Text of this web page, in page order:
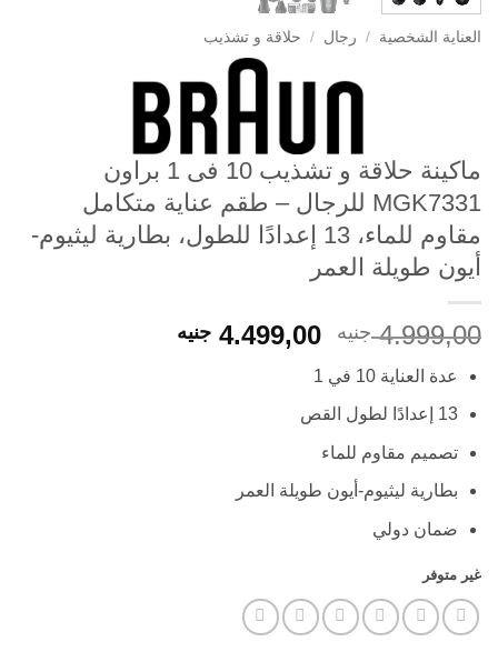
العناية الشخصية / رجال / حلاقة و تشذيب
ماكينة حلاقة و تشذيب 10 فى 1 براون
MGK7331 للرجال – طقم عناية متكامل
مقاوم للماء، 13 إعدادًا للطول، بطارية ليثيوم-
أيون طويلة العمر
4.999,00 جنيه
السعر
هو:
4.999,00 EGP.
4.499,00 جنيه
عدة العناية 10 في 1
13 إعدادًا لطول القص
تصميم مقاوم للماء
بطارية ليثيوم-أيون طويلة العمر
ضمان دولي
غير متوفر